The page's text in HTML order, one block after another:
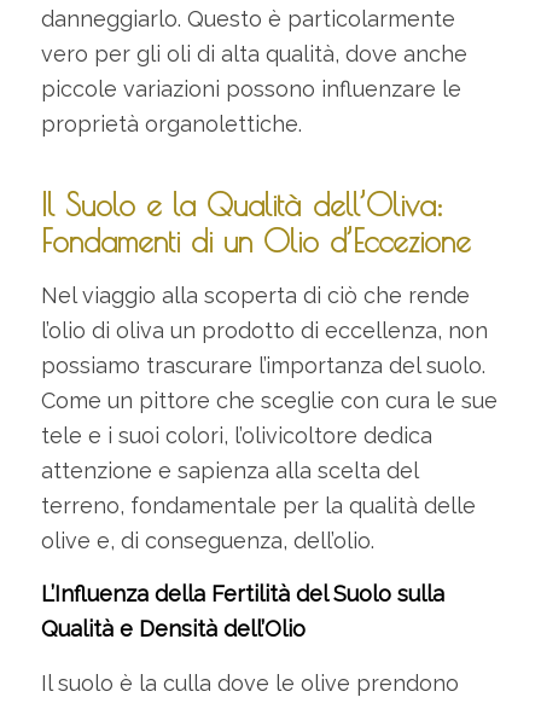
danneggiarlo. Questo è particolarmente
vero per gli oli di alta qualità, dove anche
piccole variazioni possono influenzare le
proprietà organolettiche.
Il Suolo e la Qualità dell’Oliva:
Fondamenti di un Olio d’Eccezione
Nel viaggio alla scoperta di ciò che rende
l’olio di oliva un prodotto di eccellenza, non
possiamo trascurare l’importanza del suolo.
Come un pittore che sceglie con cura le sue
tele e i suoi colori, l’olivicoltore dedica
attenzione e sapienza alla scelta del
terreno, fondamentale per la qualità delle
olive e, di conseguenza, dell’olio.
L’Influenza della Fertilità del Suolo sulla
Qualità e Densità dell’Olio
Il suolo è la culla dove le olive prendono